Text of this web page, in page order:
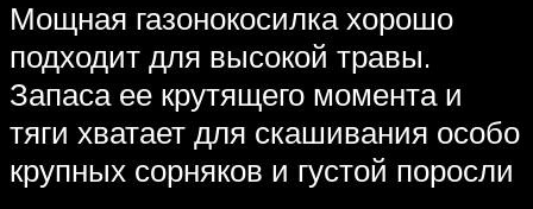
Мощная газонокосилка хорошо
подходит для высокой травы.
Запаса ее крутящего момента и
тяги хватает для скашивания особо
крупных сорняков и густой поросли